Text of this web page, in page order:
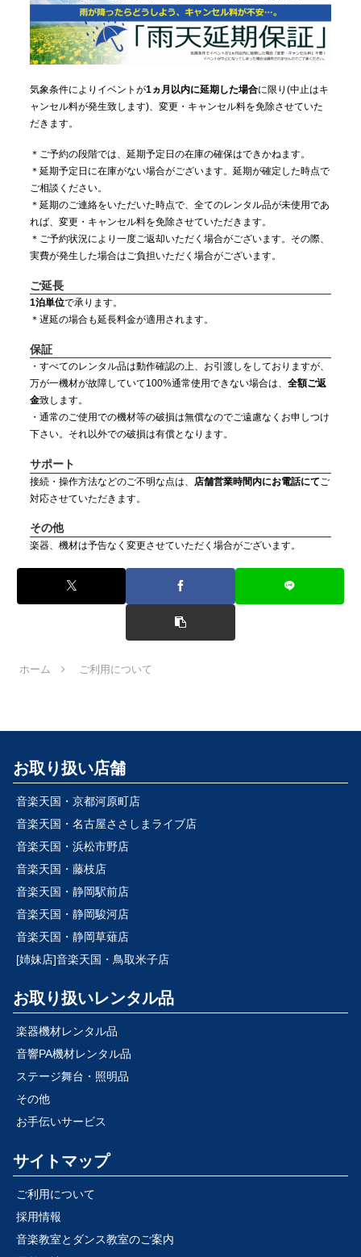
気象条件によりイベントが1ヵ月以内に延期した場合に限り(中止はキ
ャンセル料が発生致します)、変更・キャンセル料を免除させていた
だきます。
＊ご予約の段階では、延期予定日の在庫の確保はできかねます。
＊延期予定日に在庫がない場合がございます。延期が確定した時点で
ご相談ください。
＊延期のご連絡をいただいた時点で、全てのレンタル品が未使用であ
れば、変更・キャンセル料を免除させていただきます。
＊ご予約状況により一度ご返却いただく場合がございます。その際、
実費が発生した場合はご負担いただく場合がございます。
ご延長
1泊単位で承ります。
＊遅延の場合も延長料金が適用されます。
保証
・すべてのレンタル品は動作確認の上、お引渡しをしておりますが、
万が一機材が故障していて100%通常使用できない場合は、 全額ご返
金致します。
・通常のご使用での機材等の破損は無償なのでご遠慮なくお申しつけ
下さい。それ以外での破損は有償となります。
サポート
接続・操作方法などのご不明な点は、 店舗営業時間内にお電話にて ご
対応させていただきます。
その他
楽器、機材は予告なく変更させていただく場合がございます。
ホーム ご利用について
お取り扱い店舗
音楽天国・京都河原町店
音楽天国・名古屋ささしまライブ店
音楽天国・浜松市野店
音楽天国・藤枝店
音楽天国・静岡駅前店
音楽天国・静岡駿河店
音楽天国・静岡草薙店
[姉妹店]音楽天国・鳥取米子店
お取り扱いレンタル品
楽器機材レンタル品
音響PA機材レンタル品
ステージ舞台・照明品
その他
お手伝いサービス
サイトマップ
ご利用について
採用情報
音楽教室とダンス教室のご案内